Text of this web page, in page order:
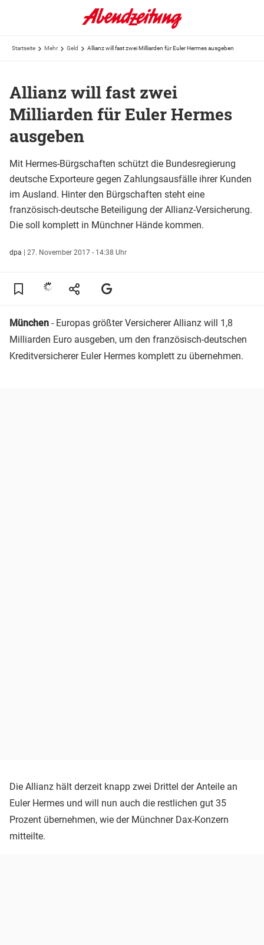
Startseite Mehr Geld Allianz will fast zwei Milliarden für Euler Hermes ausgeben
Allianz will fast zwei
Milliarden für Euler Hermes
ausgeben
Mit Hermes-Bürgschaften schützt die Bundesregierung
deutsche Exporteure gegen Zahlungsausfälle ihrer Kunden
im Ausland. Hinter den Bürgschaften steht eine
französisch-deutsche Beteiligung der Allianz-Versicherung.
Die soll komplett in Münchner Hände kommen.
dpa | 27. November 2017 - 14:38 Uhr
München - Europas größter Versicherer Allianz will 1,8
Milliarden Euro ausgeben, um den französisch-deutschen
Kreditversicherer Euler Hermes komplett zu übernehmen.
Die Allianz hält derzeit knapp zwei Drittel der Anteile an
Euler Hermes und will nun auch die restlichen gut 35
Prozent übernehmen, wie der Münchner Dax-Konzern
mitteilte.